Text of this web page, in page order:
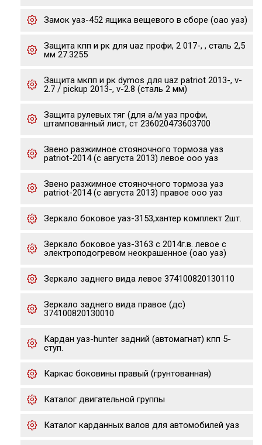
Замок уаз-452 ящика вещевого в сборе (оао уаз)
Защита кпп и рк для uaz профи, 2 017-, , сталь 2,5
мм 27.3255
Защита мкпп и рк dymos для uaz patriot 2013-, v-
2.7 / pickup 2013-, v-2.8 (сталь 2 мм)
Защита рулевых тяг (для а/м уаз профи,
штампованный лист, ст 236020473603700
Звено разжимное стояночного тормоза уаз
patriot-2014 (с августа 2013) левое ооо уаз
Звено разжимное стояночного тормоза уаз
patriot-2014 (с августа 2013) правое ооо уаз
Зеркало боковое уаз-3153,хантер комплект 2шт.
Зеркало боковое уаз-3163 с 2014г.в. левое с
электроподогревом неокрашенное (оао уаз)
Зеркало заднего вида левое 374100820130110
Зеркало заднего вида правое (дс)
374100820130010
Кардан уаз-hunter задний (автомагнат) кпп 5-
ступ.
Каркас боковины правый (грунтованная)
Каталог двигательной группы
Каталог карданных валов для автомобилей уаз